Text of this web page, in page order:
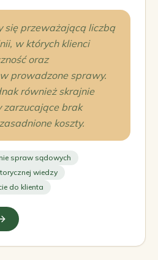
się przeważającą liczbą
w których klienci
oraz
prowadzone sprawy.
również skrajnie
zarzucające brak
koszty.
spraw sądowych
wiedzy
do klienta